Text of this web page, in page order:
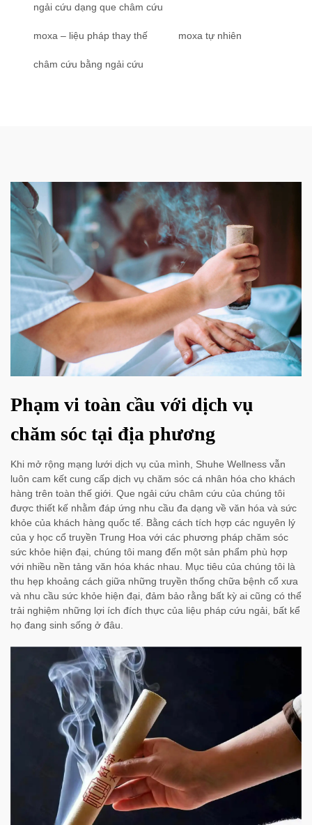
ngải cứu dạng que châm cứu
moxa – liệu pháp thay thế moxa tự nhiên
châm cứu bằng ngải cứu
Phạm vi toàn cầu với dịch vụ
chăm sóc tại địa phương
Khi mở rộng mạng lưới dịch vụ của mình, Shuhe Wellness vẫn
luôn cam kết cung cấp dịch vụ chăm sóc cá nhân hóa cho khách
hàng trên toàn thế giới. Que ngải cứu châm cứu của chúng tôi
được thiết kế nhằm đáp ứng nhu cầu đa dạng về văn hóa và sức
khỏe của khách hàng quốc tế. Bằng cách tích hợp các nguyên lý
của y học cổ truyền Trung Hoa với các phương pháp chăm sóc
sức khỏe hiện đại, chúng tôi mang đến một sản phẩm phù hợp
với nhiều nền tảng văn hóa khác nhau. Mục tiêu của chúng tôi là
thu hẹp khoảng cách giữa những truyền thống chữa bệnh cổ xưa
và nhu cầu sức khỏe hiện đại, đảm bảo rằng bất kỳ ai cũng có thể
trải nghiệm những lợi ích đích thực của liệu pháp cứu ngải, bất kể
họ đang sinh sống ở đâu.